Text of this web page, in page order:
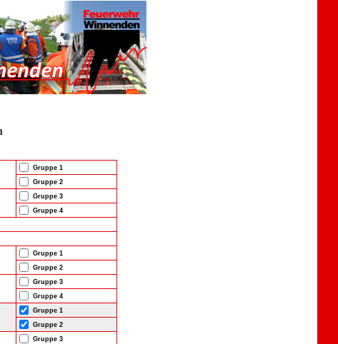
Gruppe 1
Gruppe 2
Gruppe 3
Gruppe 4
Gruppe 1
Gruppe 2
Gruppe 3
Gruppe 4
Gruppe 1
Gruppe 2
Gruppe 3